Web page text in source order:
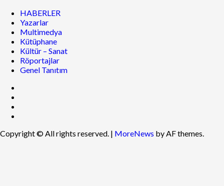
HABERLER
Yazarlar
Multimedya
Kütüphane
Kültür – Sanat
Röportajlar
Genel Tanıtım
Copyright © All rights reserved. | MoreNews by AF themes.